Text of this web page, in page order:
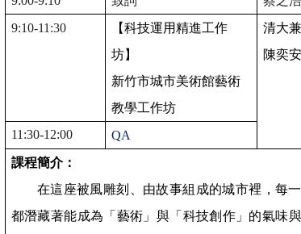
9:10-11:30
【科技運用精進工作
坊】
新竹市城市美術館藝術
教學工作坊
清大
陳奕
11:30-12:00
QA
課程簡介：
在這座被風雕刻、由故事組成的城市裡，每
都潛藏著能成為「藝術」與「科技創作」的氣味